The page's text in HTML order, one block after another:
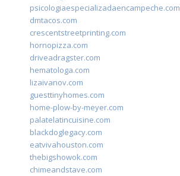
psicologiaespecializadaencampeche.com
dmtacos.com
crescentstreetprinting.com
hornopizza.com
driveadragster.com
hematologa.com
lizaivanov.com
guesttinyhomes.com
home-plow-by-meyer.com
palatelatincuisine.com
blackdoglegacy.com
eatvivahouston.com
thebigshowok.com
chimeandstave.com